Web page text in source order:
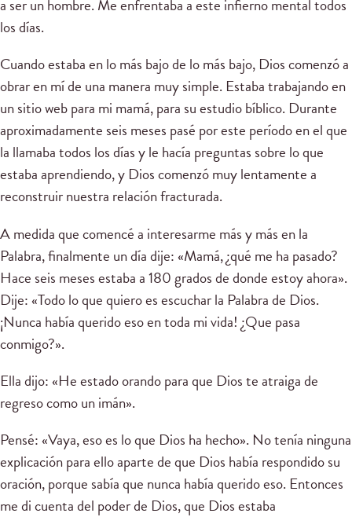
a ser un hombre. Me enfrentaba a este infierno mental todos
los días.
Cuando estaba en lo más bajo de lo más bajo, Dios comenzó a
obrar en mí de una manera muy simple. Estaba trabajando en
un sitio web para mi mamá, para su estudio bíblico. Durante
aproximadamente seis meses pasé por este período en el que
la llamaba todos los días y le hacía preguntas sobre lo que
estaba aprendiendo, y Dios comenzó muy lentamente a
reconstruir nuestra relación fracturada.
A medida que comencé a interesarme más y más en la
Palabra, finalmente un día dije: «Mamá, ¿qué me ha pasado?
Hace seis meses estaba a 180 grados de donde estoy ahora».
Dije: «Todo lo que quiero es escuchar la Palabra de Dios.
¡Nunca había querido eso en toda mi vida! ¿Que pasa
conmigo?».
Ella dijo: «He estado orando para que Dios te atraiga de
regreso como un imán».
Pensé: «Vaya, eso es lo que Dios ha hecho». No tenía ninguna
explicación para ello aparte de que Dios había respondido su
oración, porque sabía que nunca había querido eso. Entonces
me di cuenta del poder de Dios, que Dios estaba